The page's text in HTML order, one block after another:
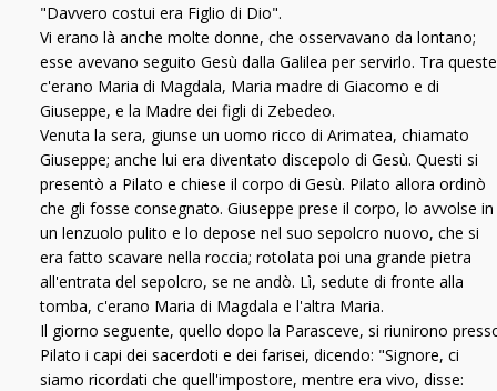
"Davvero costui era Figlio di Dio".
Vi erano là anche molte donne, che osservavano da lontano;
esse avevano seguito Gesù dalla Galilea per servirlo. Tra queste
c'erano Maria di Magdala, Maria madre di Giacomo e di
Giuseppe, e la Madre dei figli di Zebedeo.
Venuta la sera, giunse un uomo ricco di Arimatea, chiamato
Giuseppe; anche lui era diventato discepolo di Gesù. Questi si
presentò a Pilato e chiese il corpo di Gesù. Pilato allora ordinò
che gli fosse consegnato. Giuseppe prese il corpo, lo avvolse in
un lenzuolo pulito e lo depose nel suo sepolcro nuovo, che si
era fatto scavare nella roccia; rotolata poi una grande pietra
all'entrata del sepolcro, se ne andò. Lì, sedute di fronte alla
tomba, c'erano Maria di Magdala e l'altra Maria.
Il giorno seguente, quello dopo la Parasceve, si riunirono
Pilato i capi dei sacerdoti e dei farisei, dicendo: "Signore, ci
siamo ricordati che quell'impostore, mentre era vivo, disse: